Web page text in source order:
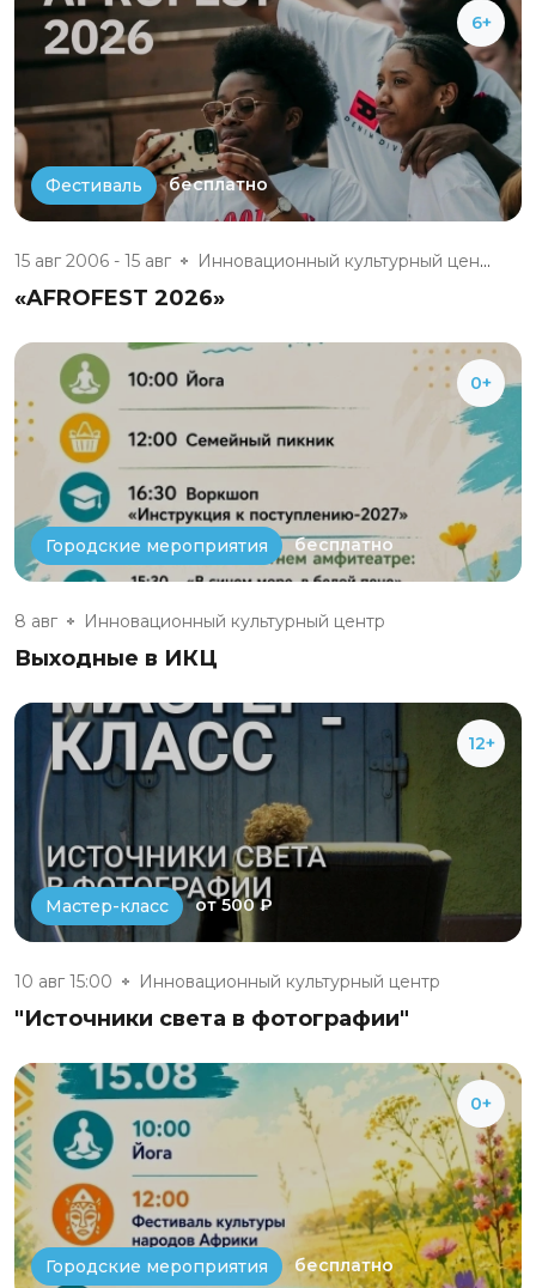
6+
Фестиваль бесплатно
15 авг 2006 - 15 авг Инновационный культурный центр
«AFROFEST 2026»
0+
Городские мероприятия бесплатно
8 авг Инновационный культурный центр
Выходные в ИКЦ
12+
Мастер-класс от 500 ₽
10 авг 15:00 Инновационный культурный центр
"Источники света в фотографии"
0+
Городские мероприятия бесплатно